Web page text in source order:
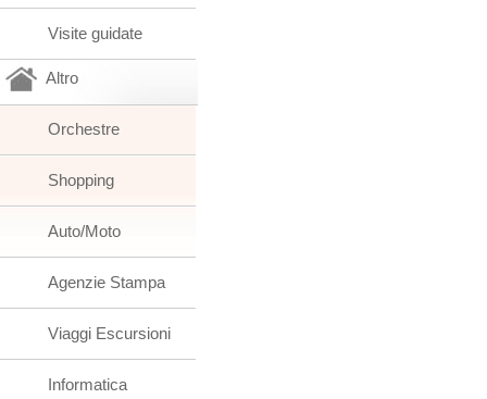
Visite guidate
Altro
Orchestre
Shopping
Auto/Moto
Agenzie Stampa
Viaggi Escursioni
Informatica